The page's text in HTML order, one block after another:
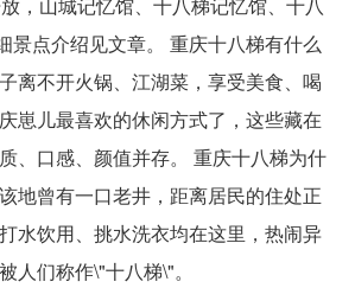
，山城记忆馆、十八梯记忆馆、十八
景点介绍见文章。 重庆十八梯有什么
离不开火锅、江湖菜，享受美食、喝
崽儿最喜欢的休闲方式了，这些藏在
、口感、颜值并存。 重庆十八梯为什
地曾有一口老井，距离居民的住处正
水饮用、挑水洗衣均在这里，热闹异
人们称作\"十八梯\"。